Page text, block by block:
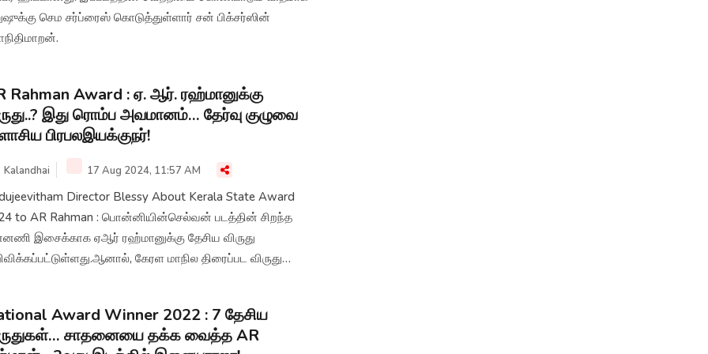
செம சர்ப்ரைஸ் கொடுத்துள்ளார் சன் பிக்சர்ஸின்
Rahman Award : ஏ. ஆர். ரஹ்மானுக்கு
இது ரொம்ப அவமானம்… தேர்வு குழுவை
பிரபலஇயக்குநர்!
Kalandhai 17 Aug 2024, 11:57 AM
Director Blessy About Kerala State Award
to AR Rahman : பொன்னியின்செல்வன் படத்தின் சிறந்த
இசைக்காக ஏஆர் ரஹ்மானுக்கு தேசிய விருது
கேரள மாநில திரைப்பட விருது
அதிருப்தியில் உள்ளார்.
Award Winner 2022 : 7 தேசிய
சாதனையை தக்க வைத்த AR